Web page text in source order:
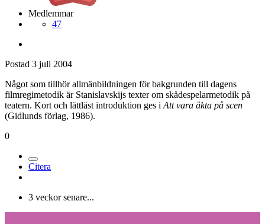
Medlemmar
47
Postad 3 juli 2004
Något som tillhör allmänbildningen för bakgrunden till dagens
filmregimetodik är Stanislavskijs texter om skådespelarmetodik på
teatern. Kort och lättläst introduktion ges i Att vara äkta på scen
(Gidlunds förlag, 1986).
0
Citera
3 veckor senare...